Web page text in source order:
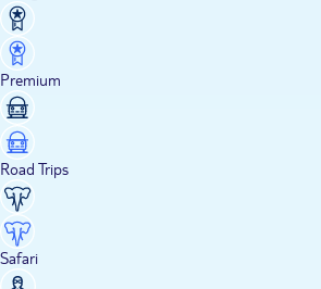
Premium
Road Trips
Safari